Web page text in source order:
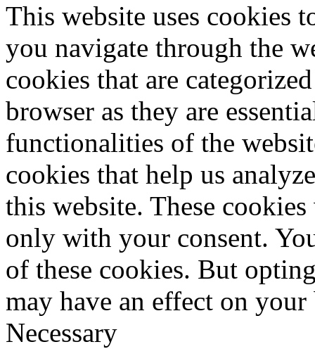
This website uses cookies
you navigate through the
cookies that are
browser as they are
functionalities of the
cookies that help us
this website. These
only with your consent.
of these cookies. But
may have an effect on
Necessary